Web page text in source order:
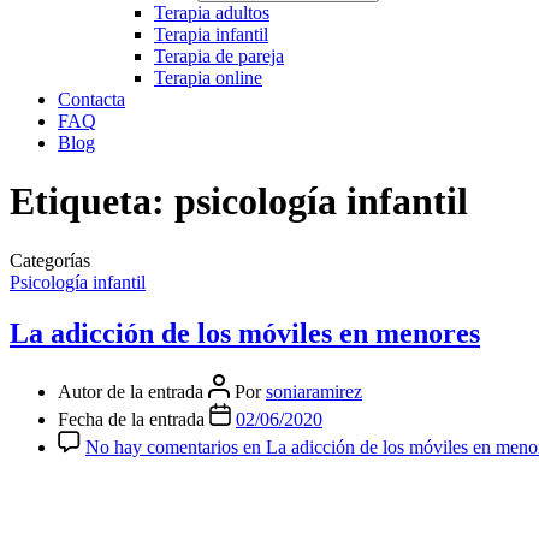
Terapia adultos
Terapia infantil
Terapia de pareja
Terapia online
Contacta
FAQ
Blog
Etiqueta: psicología infantil
Categorías
Psicología infantil
La adicción de los móviles en menores
Autor de la entrada Porsoniaramirez
Fecha de la entrada
02/06/2020
No hay comentarios en La adicción de los móviles en